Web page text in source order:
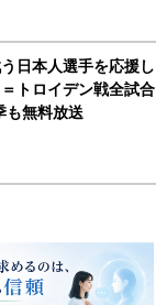
日本人選手を応援し
トロイデン戦全試合
も無料放送